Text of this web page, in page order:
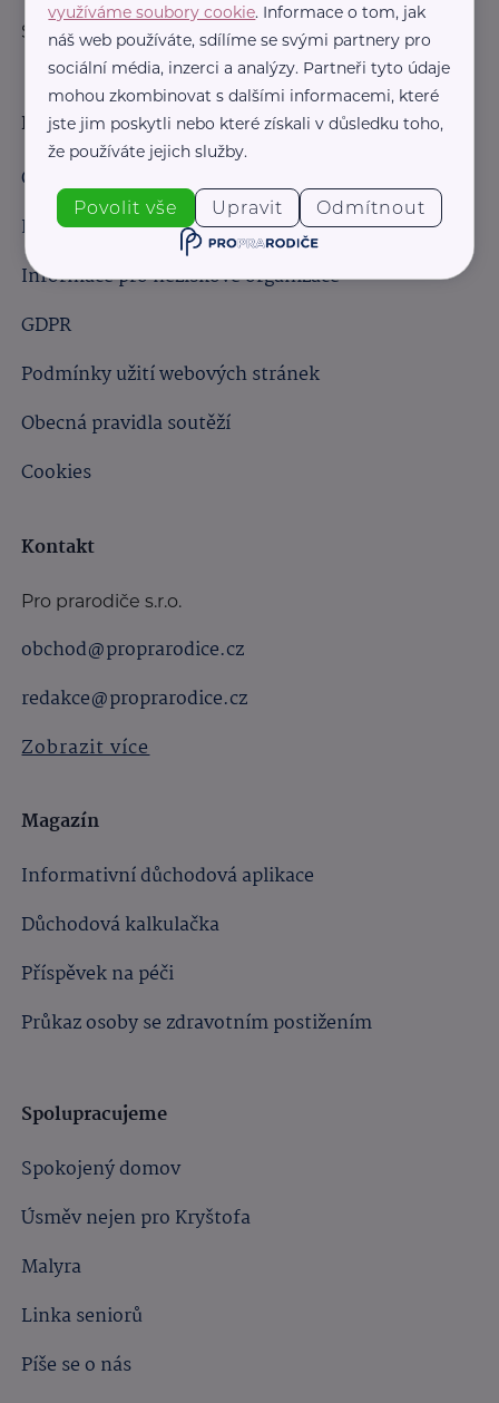
Sledujte nás:
Důležité odkazy
Obchodní podmínky
Informace pro obchodní partnery
Informace pro neziskové organizace
GDPR
Podmínky užití webových stránek
Obecná pravidla soutěží
Cookies
Kontakt
Pro prarodiče s.r.o.
obchod@proprarodice.cz
redakce@proprarodice.cz
Zobrazit více
Magazín
Informativní důchodová aplikace
Důchodová kalkulačka
Příspěvek na péči
Průkaz osoby se zdravotním postižením
Spolupracujeme
Spokojený domov
Úsměv nejen pro Kryštofa
Malyra
Linka seniorů
Píše se o nás
využíváme soubory cookie. Informace o tom, jak
náš web používáte, sdílíme se svými partnery pro
sociální média, inzerci a analýzy. Partneři tyto údaje
mohou zkombinovat s dalšími informacemi, které
jste jim poskytli nebo které získali v důsledku toho,
že používáte jejich služby.
Povolit vše Upravit Odmítnout